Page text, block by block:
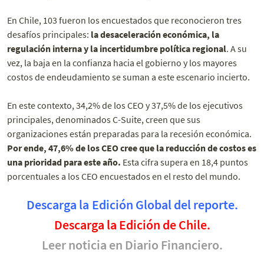
En Chile, 103 fueron los encuestados que reconocieron tres
desafíos principales: la desaceleración económica, la
regulación interna y la incertidumbre política regional. A su
vez, la baja en la confianza hacia el gobierno y los mayores
costos de endeudamiento se suman a este escenario incierto.
En este contexto, 34,2% de los CEO y 37,5% de los ejecutivos
principales, denominados C-Suite, creen que sus
organizaciones están preparadas para la recesión económica.
Por ende, 47,6% de los CEO cree que la reducción de costos es
una prioridad para este año. Esta cifra supera en 18,4 puntos
porcentuales a los CEO encuestados en el resto del mundo.
Descarga la Edición Globaldel reporte.
Descarga la Edición de Chile.
Leer noticia en Diario Financiero.